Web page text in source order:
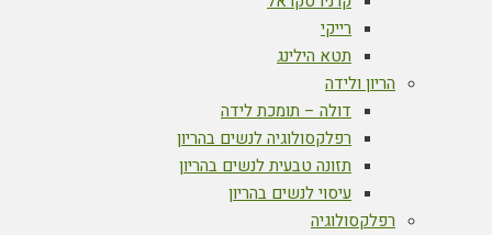
רייקי
תטא הילינג
הריון ולידה
דולה – תומכת לידה
רפלקסולוגיה לנשים בהריון
תזונה טבעית לנשים בהריון
עיסוי לנשים בהריון
רפלקסולוגיה